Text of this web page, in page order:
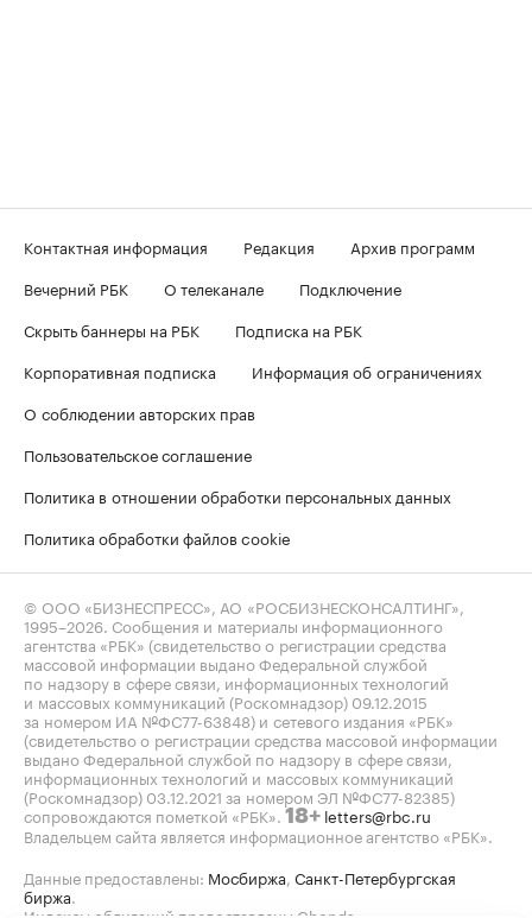
Контактная информация Редакция
Архив программ
Вечерний РБК
О телеканале
Подключение
Скрыть баннеры на РБК
Подписка на РБК
Корпоративная подписка
Информация об ограничениях
О соблюдении авторских прав
Пользовательское соглашение
Политика в отношении обработки персональных данных
Политика обработки файлов cookie
© ООО «БИЗНЕСПРЕСС», АО «РОСБИЗНЕСКОНСАЛТИНГ»,
1995–2026 . Сообщения и материалы информационного
агентства «РБК» (свидетельство о регистрации средства
массовой информации выдано Федеральной службой
по надзору в сфере связи, информационных технологий
и массовых коммуникаций (Роскомнадзор) 09.12.2015
за номером ИА №ФС77-63848) и сетевого издания «РБК»
(свидетельство о регистрации средства массовой информации
выдано Федеральной службой по надзору в сфере связи,
информационных технологий и массовых коммуникаций
(Роскомнадзор) 03.12.2021 за номером ЭЛ №ФС77-82385)
сопровождаются пометкой «РБК». 18+ letters@rbc.ru
Владельцем сайта является информационное агентство «РБК».
Данные предоставлены: Мосбиржа Санкт-Петербургская
биржа